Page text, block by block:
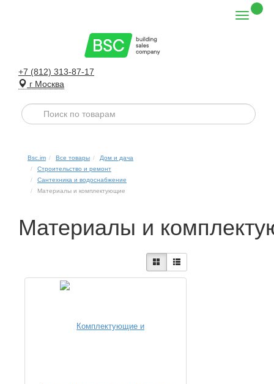
+7 (812) 313-87-17
г Москва
Bsc.im Все товары
Дом и дача
Строительство и ремонт
Сантехника и водоснабжение
Материалы и комплектующие
Материалы и